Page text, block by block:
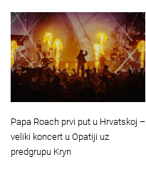
Papa Roach prvi put u Hrvatskoj –
veliki koncert u Opatiji uz
predgrupu Kryn